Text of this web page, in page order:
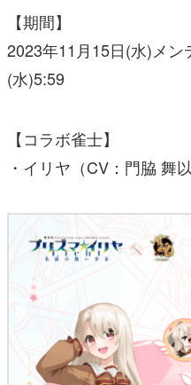
【期間】
2023年11月15日(水)メン
(水)5:59
【コラボ雀士】
・イリヤ（CV：門脇 舞以